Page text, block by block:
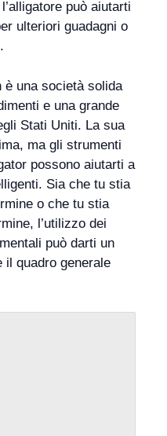
può aiutarti
ulteriori guadagni o
è una società solida
e una grande
Stati Uniti. La sua
ma gli strumenti
possono aiutarti a
Sia che tu stia
o che tu stia
l’utilizzo dei
può darti un
il quadro generale